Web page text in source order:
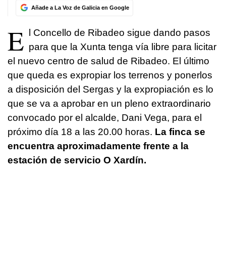
Añade a La Voz de Galicia en Google
E l Concello de Ribadeo sigue dando pasos
para que la Xunta tenga vía libre para licitar
el nuevo centro de salud de Ribadeo. El último
que queda es expropiar los terrenos y ponerlos
a disposición del Sergas y la expropiación es lo
que se va a aprobar en un pleno extraordinario
convocado por el alcalde, Dani Vega, para el
próximo día 18 a las 20.00 horas. La finca se
encuentra aproximadamente frente a la
estación de servicio O Xardín.